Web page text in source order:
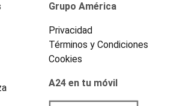
Grupo América
Privacidad
Términos y Condiciones
Cookies
A24 en tu móvil